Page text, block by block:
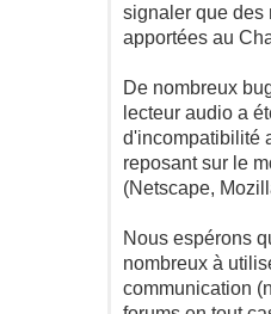
signaler que des
apportées au
De nombreux
lecteur audio a
d'incompatibilité
reposant sur le
(Netscape,
Nous espérons
nombreux à
communication